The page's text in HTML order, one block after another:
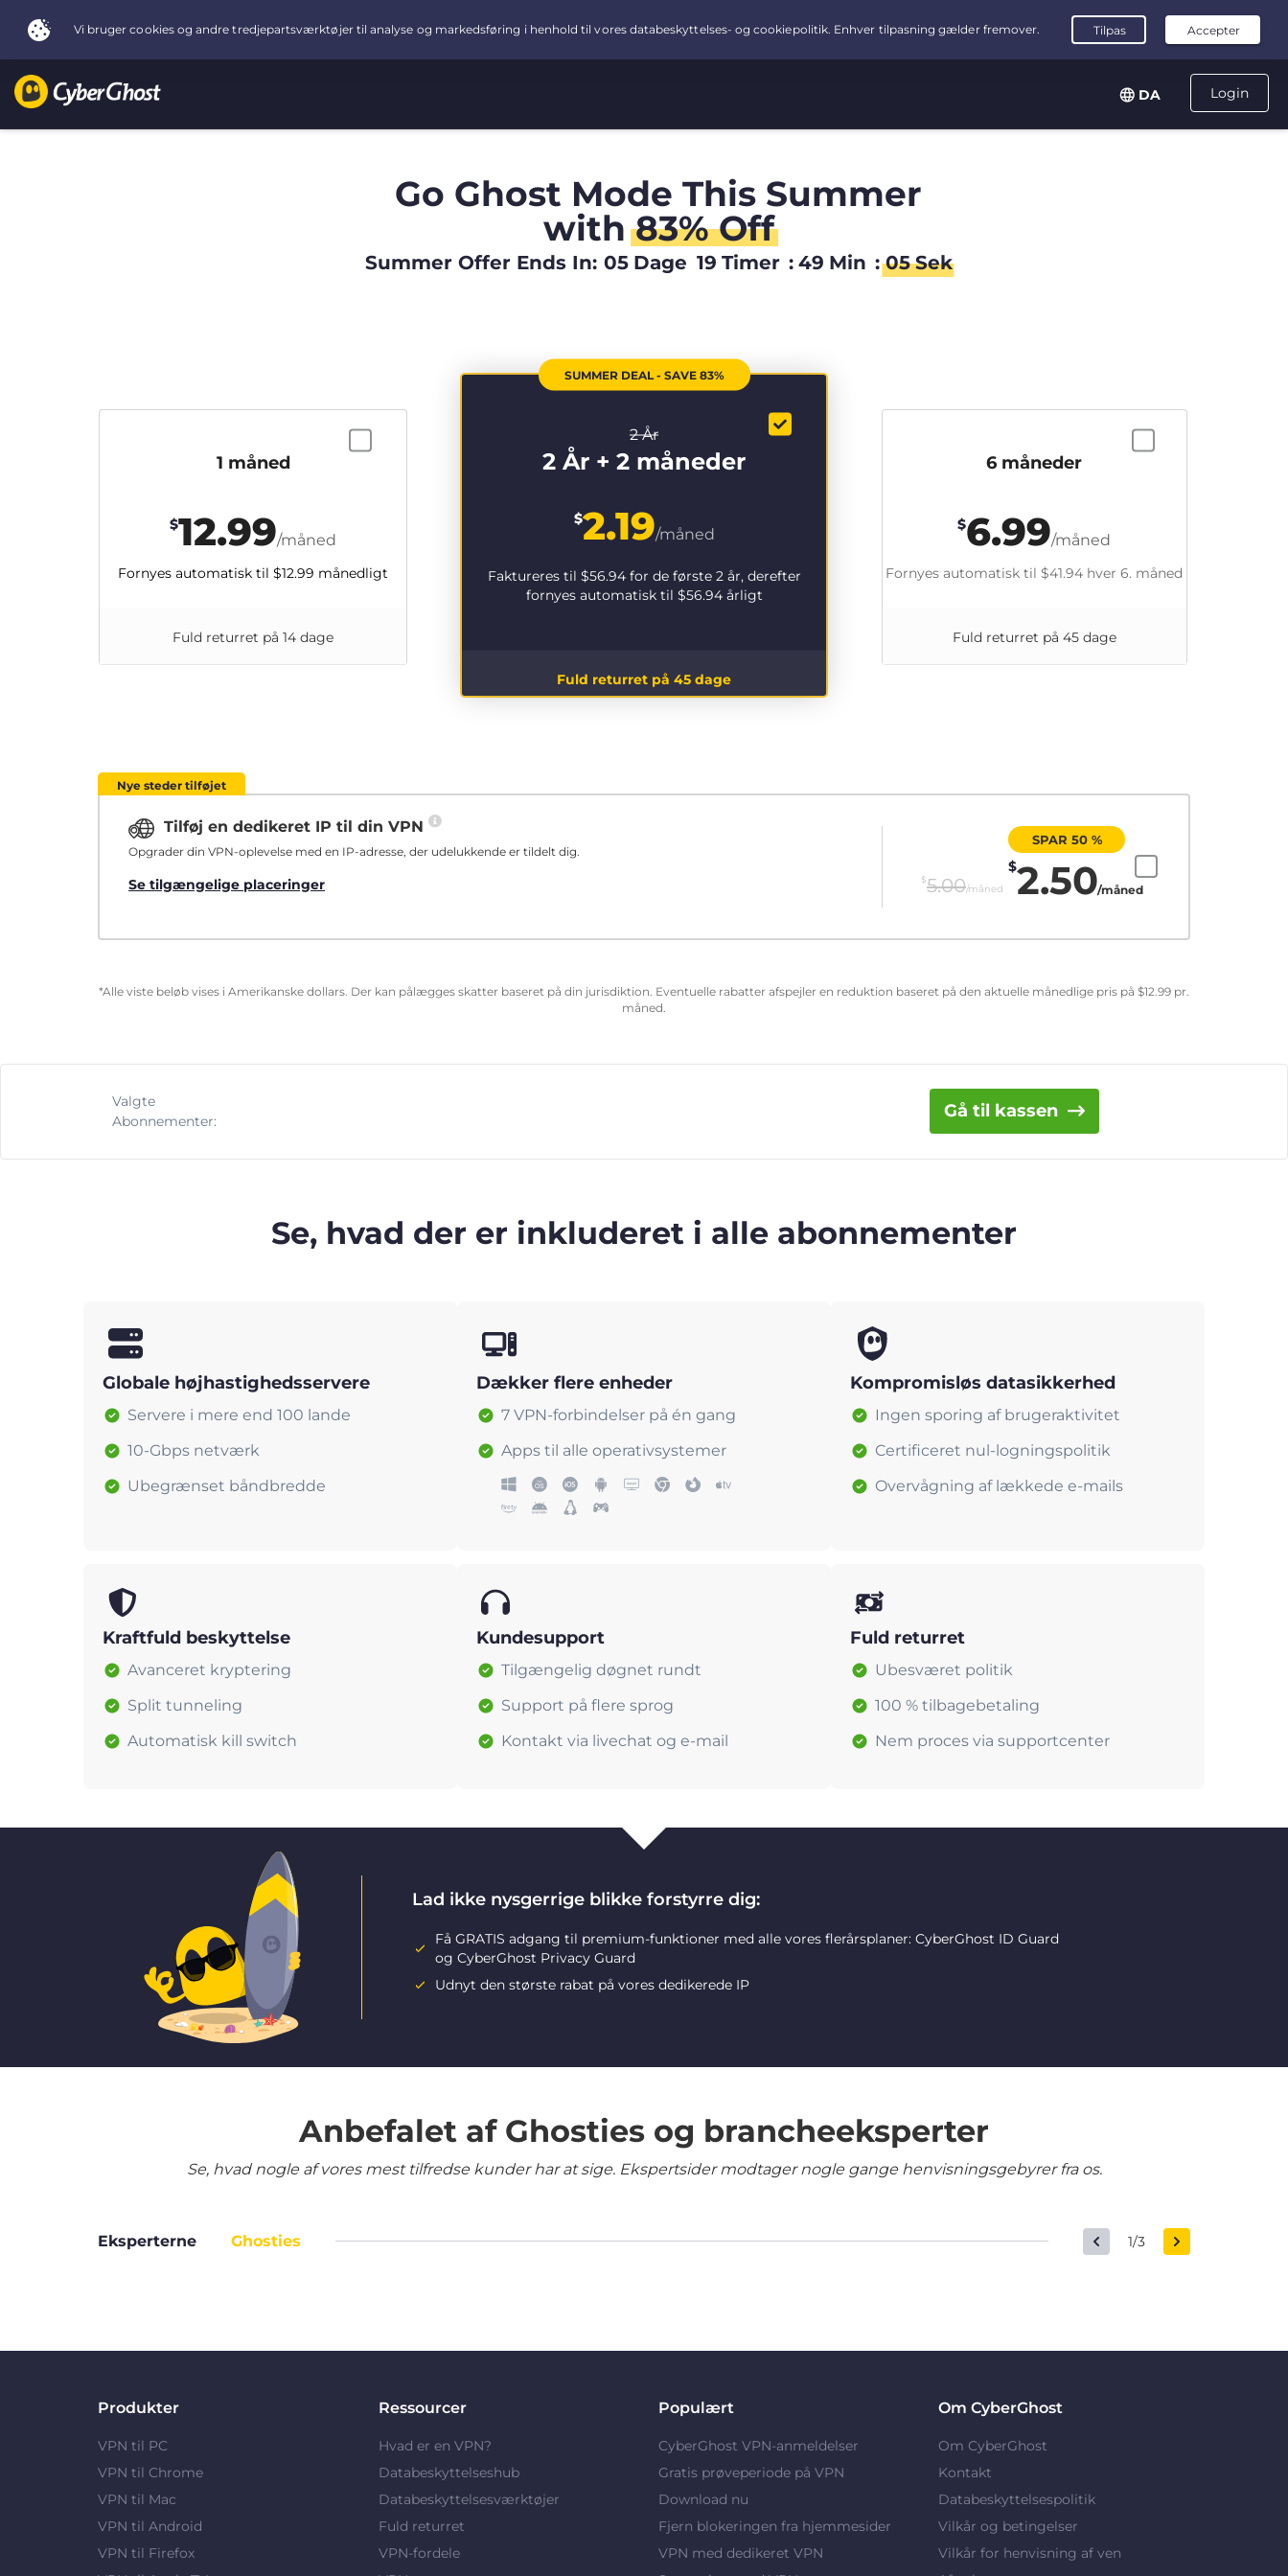
Login
DA
Go Ghost Mode This Summer
with83% Off
Summer Offer Ends In: 05 Dage 19 Timer : 49 Min : 05 Sek
SUMMER DEAL - SAVE 83%
2 År
2 År + 2 måneder
$2.19/måned
Faktureres til $56.94for de første 2 år, derefter
fornyes automatisk til $56.94årligt
Fuld returret på 45 dage
6 måneder
$6.99/måned
Fornyes automatisk til $41.94 hver 6. måned
Fuld returret på 45 dage
1 måned
$12.99/måned
Fornyes automatisk til $12.99 månedligt
Fuld returret på 14 dage
Nye steder tilføjet
Tilføj en dedikeret IP til din VPN
Opgrader din VPN-oplevelse med en IP-adresse, der udelukkende er tildelt dig.
Se tilgængelige placeringer $5.00/måned
SPAR 50 %
$2.50/måned
*Alle viste beløb vises i Amerikanske dollars. Der kan pålægges skatter baseret på din jurisdiktion. Eventuelle rabatter afspejler en reduktion baseret på den aktuelle månedlige pris på $12.99 pr.
måned.
Valgte
Abonnementer:
Gå til kassen
Se, hvad der er inkluderet i alle abonnementer
Globale højhastighedsservere
Servere i mere end 100 lande
10-Gbps netværk
Ubegrænset båndbredde
Dækker flere enheder
7 VPN-forbindelser på én gang
Apps til alle operativsystemer
Kompromisløs datasikkerhed
Ingen sporing af brugeraktivitet
Certificeret nul-logningspolitik
Overvågning af lækkede e-mails
Kraftfuld beskyttelse
Avanceret kryptering
Split tunneling
Automatisk kill switch
Kundesupport
Tilgængelig døgnet rundt
Support på flere sprog
Kontakt via livechat og e-mail
Fuld returret
Ubesværet politik
100 % tilbagebetaling
Nem proces via supportcenter
Lad ikke nysgerrige blikke forstyrre dig:
Få GRATIS adgang til premium-funktioner med alle vores flerårsplaner: CyberGhost ID Guard
og CyberGhost Privacy Guard
Udnyt den største rabat på vores dedikerede IP
Anbefalet af Ghosties og brancheeksperter
Se, hvad nogle af vores mest tilfredse kunder har at sige. Ekspertsider modtager nogle gange henvisningsgebyrer fra os.
Eksperterne Ghosties 1/3
Produkter
VPN til PC
VPN til Chrome
VPN til Mac
VPN til Android
VPN til Firefox
Ressourcer
Hvad er en VPN?
Databeskyttelseshub
Databeskyttelsesværktøjer
Fuld returret
VPN-fordele
Populært
CyberGhost VPN-anmeldelser
Gratis prøveperiode på VPN
Download nu
Fjern blokeringen fra hjemmesider
VPN med dedikeret VPN
Om CyberGhost
Om CyberGhost
Kontakt
Databeskyttelsespolitik
Vilkår og betingelser
Vilkår for henvisning af ven